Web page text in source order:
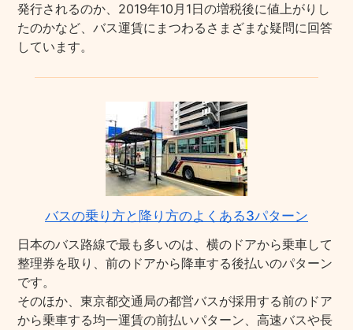
発行されるのか、2019年10月1日の増税後に値上がりし
たのかなど、バス運賃にまつわるさまざまな疑問に回答
しています。
バスの乗り方と降り方のよくある3パターン
日本のバス路線で最も多いのは、横のドアから乗車して
整理券を取り、前のドアから降車する後払いのパターン
です。
そのほか、東京都交通局の都営バスが採用する前のドア
から乗車する均一運賃の前払いパターン、高速バスや長